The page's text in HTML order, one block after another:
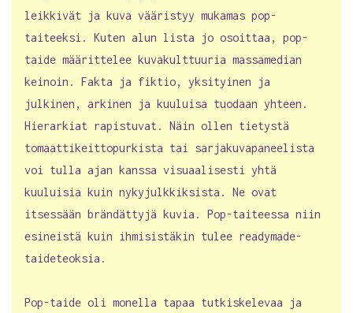
leikkivät ja kuva vääristyy mukamas pop-
taiteeksi. Kuten alun lista jo osoittaa, pop-
taide määrittelee kuvakulttuuria massamedian
keinoin. Fakta ja fiktio, yksityinen ja
julkinen, arkinen ja kuuluisa tuodaan yhteen.
Hierarkiat rapistuvat. Näin ollen tietystä
tomaattikeittopurkista tai sarjakuvapaneelista
voi tulla ajan kanssa visuaalisesti yhtä
kuuluisia kuin nykyjulkkiksista. Ne ovat
itsessään brändättyjä kuvia. Pop-taiteessa niin
esineistä kuin ihmisistäkin tulee readymade-
taideteoksia.
Pop-taide oli monella tapaa tutkiskelevaa ja